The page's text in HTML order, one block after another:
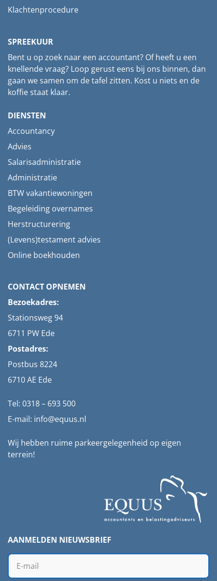
Klachtenprocedure
SPREEKUUR
Bent u op zoek naar een accountant? Of heeft u een
knellende vraag? Loop gerust eens bij ons binnen, dan
gaan we samen om de tafel zitten. Kost u niets en de
koffie staat klaar.
DIENSTEN
Accountancy
Advies
Salarisadministratie
Administratie
BTW vakantiewoningen
Begeleiding overnames
Herstructurering
(Levens)testament advies
Online boekhouden
CONTACT OPNEMEN
Bezoekadres:
Stationsweg 94
6711 PW Ede
Postadres:
Postbus 8224
6710 AE Ede
Tel: 0318 – 693 500
E-mail: info@equus.nl
Wij hebben ruime parkeergelegenheid op eigen
terrein!
AANMELDEN NIEUWSBRIEF